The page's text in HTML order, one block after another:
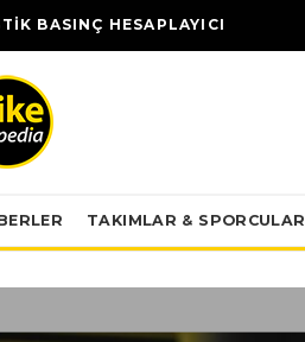
BASINÇ HESAPLAYICI
TAKIMLAR & SPORCULAR